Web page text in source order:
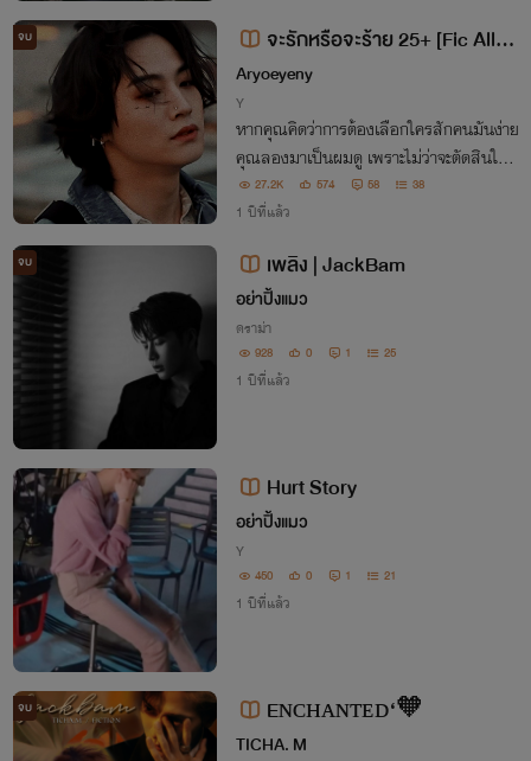
จบ
จะรักหรือจะร้าย 25+ [Fic Allba
m]
Aryoeyeny
Y
หากคุณคิดว่าการต้องเลือกใครสักคนมันง่าย
คุณลองมาเป็นผมดู เพราะไม่ว่าจะตัดสินใจยั
งไง มันก็ต้องมีคนเจ็บ.....
27.2K 574 58 38
1 ปีที่แล้ว
จบ เพลิง | JackBam
อย่าปิ้งแมว
ดราม่า
928 0 1 25
1 ปีที่แล้ว
Hurt Story
อย่าปิ้งแมว
Y
450 0 1 21
1 ปีที่แล้ว
จบ Eɴᴄʜᴀɴᴛᴇᴅ‘🧡
TICHA. M